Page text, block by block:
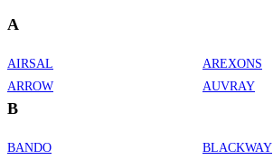
A
AIRSAL
AREXONS
ARROW
AUVRAY
B
BANDO
BLACKWAY